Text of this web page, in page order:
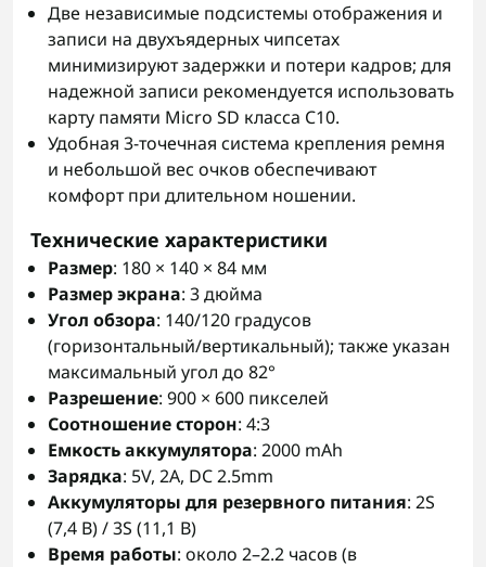
Две независимые подсистемы отображения и
записи на двухъядерных чипсетах
минимизируют задержки и потери кадров; для
надежной записи рекомендуется использовать
карту памяти Micro SD класса C10.
Удобная 3-точечная система крепления ремня
и небольшой вес очков обеспечивают
комфорт при длительном ношении.
Технические характеристики
Размер: 180 × 140 × 84 мм
Размер экрана: 3 дюйма
Угол обзора: 140/120 градусов
(горизонтальный/вертикальный); также указан
максимальный угол до 82°
Разрешение: 900 × 600 пикселей
Соотношение сторон: 4:3
Емкость аккумулятора: 2000 mAh
Зарядка: 5V, 2A, DC 2.5mm
Аккумуляторы для резервного питания: 2S
(7,4 В) / 3S (11,1 В)
Время работы: около 2–2.2 часов (в